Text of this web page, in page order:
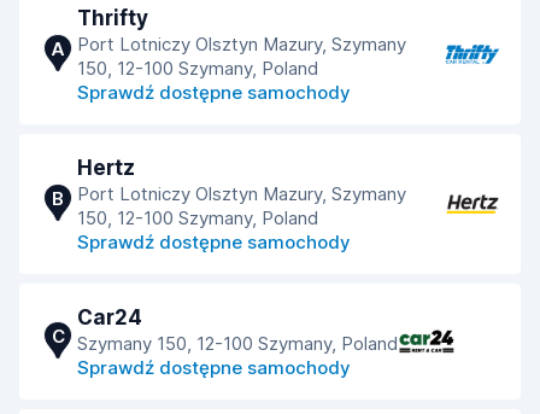
A
Thrifty
Port Lotniczy Olsztyn Mazury, Szymany
150, 12-100 Szymany, Poland
Sprawdź dostępne samochody
B
Hertz
Port Lotniczy Olsztyn Mazury, Szymany
150, 12-100 Szymany, Poland
Sprawdź dostępne samochody
C
Car24
Szymany 150, 12-100 Szymany, Poland
Sprawdź dostępne samochody